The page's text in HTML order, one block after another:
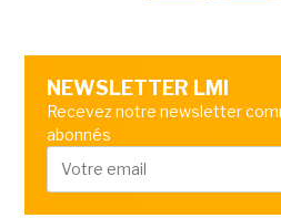
NEWSLETTER LMI
Recevez notre newsletter
abonnés